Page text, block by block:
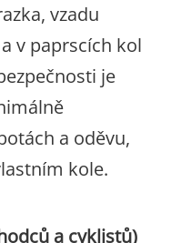
vzadu
v paprscích kol
je
a oděvu,
kole.
a cyklistů)